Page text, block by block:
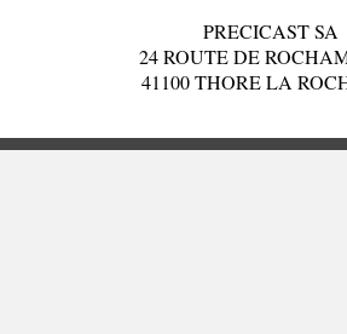
PRECICAST SA
24 ROUTE DE
41100 THORE LA